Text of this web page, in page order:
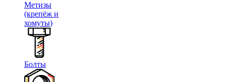
Метизы
(крепёж и
хомуты)
Болты